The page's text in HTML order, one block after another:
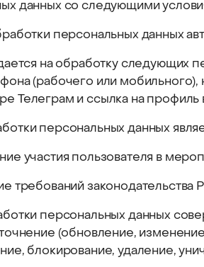
данных со следующими
персональных данных
на обработку следующих
(рабочего или мобильного),
Телеграм и ссылка на профиль
персональных данных
участия пользователя в
требований законодательства
персональных данных
(обновление,
блокирование, удаление,